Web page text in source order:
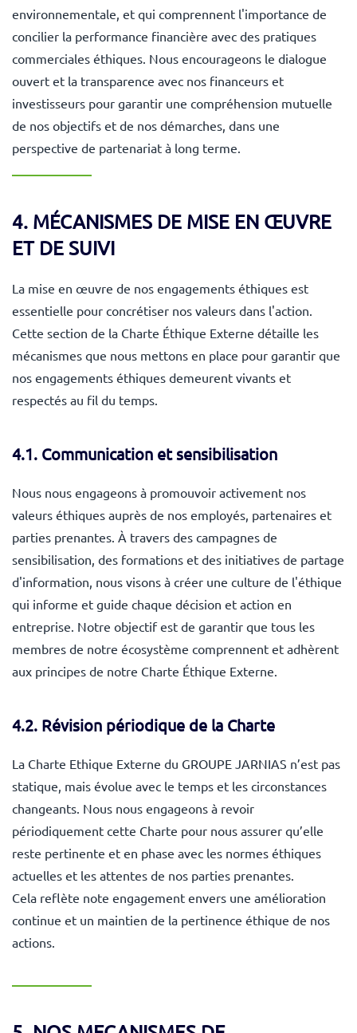
environnementale, et qui comprennent l'importance de
concilier la performance financière avec des pratiques
commerciales éthiques. Nous encourageons le dialogue
ouvert et la transparence avec nos financeurs et
investisseurs pour garantir une compréhension mutuelle
de nos objectifs et de nos démarches, dans une
perspective de partenariat à long terme.
4. MÉCANISMES DE MISE EN ŒUVRE
ET DE SUIVI
La mise en œuvre de nos engagements éthiques est
essentielle pour concrétiser nos valeurs dans l'action.
Cette section de la Charte Éthique Externe détaille les
mécanismes que nous mettons en place pour garantir que
nos engagements éthiques demeurent vivants et
respectés au fil du temps.
4.1. Communication et sensibilisation
Nous nous engageons à promouvoir activement nos
valeurs éthiques auprès de nos employés, partenaires et
parties prenantes. À travers des campagnes de
sensibilisation, des formations et des initiatives de partage
d'information, nous visons à créer une culture de l'éthique
qui informe et guide chaque décision et action en
entreprise. Notre objectif est de garantir que tous les
membres de notre écosystème comprennent et adhèrent
aux principes de notre Charte Éthique Externe.
4.2. Révision périodique de la Charte
La Charte Ethique Externe du GROUPE JARNIAS n’est pas
statique, mais évolue avec le temps et les circonstances
changeants. Nous nous engageons à revoir
périodiquement cette Charte pour nous assurer qu’elle
reste pertinente et en phase avec les normes éthiques
actuelles et les attentes de nos parties prenantes.
Cela reflète note engagement envers une amélioration
continue et un maintien de la pertinence éthique de nos
actions.